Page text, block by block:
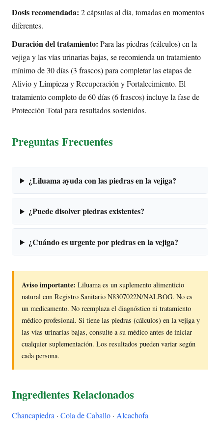
Dosis recomendada: 2 cápsulas al día, tomadas en momentos
diferentes.
Duración del tratamiento: Para las piedras (cálculos) en la
vejiga y las vías urinarias bajas, se recomienda un tratamiento
mínimo de 30 días (3 frascos) para completar las etapas de
Alivio y Limpieza y Recuperación y Fortalecimiento. El
tratamiento completo de 60 días (6 frascos) incluye la fase de
Protección Total para resultados sostenidos.
Preguntas Frecuentes
¿Liluama ayuda con las piedras en la vejiga?
¿Puede disolver piedras existentes?
¿Cuándo es urgente por piedras en la vejiga?
Aviso importante: Liluama es un suplemento alimenticio
natural con Registro Sanitario N8307022N/NALBOG. No es
un medicamento. No reemplaza el diagnóstico ni tratamiento
médico profesional. Si tiene las piedras (cálculos) en la vejiga y
las vías urinarias bajas, consulte a su médico antes de iniciar
cualquier suplementación. Los resultados pueden variar según
cada persona.
Ingredientes Relacionados
Chancapiedra · Cola de Caballo · Alcachofa